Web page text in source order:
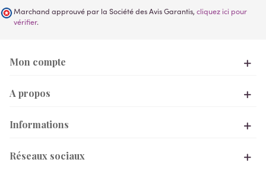
Marchand approuvé par la Société des Avis Garantis, cliquez ici pour
vérifier.
Mon compte
A propos
Informations
Réseaux sociaux